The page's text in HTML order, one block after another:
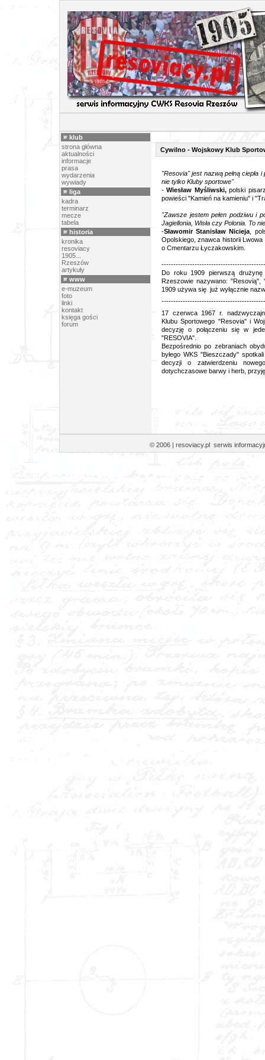
klub
strona główna
aktualności
informacje
prasa
wydarzenia
wywiady
liga
kadra
terminarz
mecze
tabela
historia
kronika
resoviacy
1905...
Rzeszów
artykuły
www
e-muzeum
foto
linki
kontakt
księga gości
forum
Cywilno - Wojskowy Klub
"Resovia" jest nazwą pełną ciepła
nie tylko Kluby sportowe"
-Wiesław Myśliwski,polski
powieści "Kamień na kamieniu" i
"Zawsze jestem pełen podziwu i
Jagiellonia, Wisła czy Polonia. To
-Sławomir Stanisław Nicieja ,
Opolskiego, znawca historii Lwowa
o Cmentarzu Łyczakowskim.
Do roku 1909 pierwszą drużynę
Rzeszowie nazywano:
1909 używa się już wyłącznie
17 czerwca 1967 r.
Klubu Sportowego "Resovia" i
decyzję o połączeniu się w
"RESOVIA".
Bezpośrednio po zebraniach
byłego WKS "Bieszczady"
decyzji o zatwierdzeniu
dotychczasowe barwy i herb,
© 2006 | resoviacy.pl serwis